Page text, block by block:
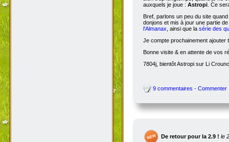
auxquels je joue : Astropi . Ce
Bref, parlons un peu du site
donjons et mis à jour une partie
l'Almanax , ainsi que la série des
Je compte prochainement ajouter
Bonne visite & en attente de vos
7804j, bientôt Astropi sur Li
9 commentaires - Commenter
De retour pour la 2.9 ! le